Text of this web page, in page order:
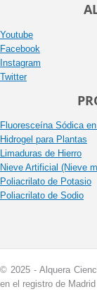
Youtube
Facebook
Instagram
Twitter
Fluoresceína Sódica
Hidrogel para Plantas
Limaduras de Hierro
Nieve Artificial (Nieve
Poliacrilato de Potasio
Poliacrilato de Sodio
© 2025 - Alquera
en el registro de